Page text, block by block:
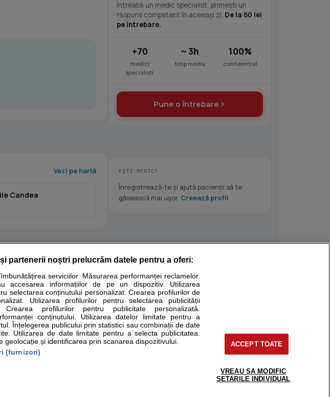
Vezi pe hartă
Candea
Întreabă un medic specialist, primești un
răspuns competent în aceeași zi. De la 60 lei
pe întrebare.
+70
medici
specialiști
~ 3h
timp mediu
100%
confidențial
Pune o întrebare
EȘTI MEDIC?
Înregistrează-te și ajută pacienții să te
găsească mai ușor. Creează profil
au scop informativ si educational. Ele nu pot substitui consultul medical direct si
primita pe sfatulmedicului.ro sa consultati fie medicul Dvs., fie unul dintre medicii pe care
Parteneri
Inscriere clinica
Pentru pacient
support@sfatulmedicului.ro
0374 109 268
partenerii noștri prelucrăm datele pentru a oferi:
serviciilor. Măsurarea performanței reclamelor.
accesarea informațiilor de pe un dispozitiv. Utilizarea
selectarea conținutului personalizat. Crearea profilurilor de
Utilizarea profilurilor pentru selectarea publicității
Crearea profilurilor pentru publicitate personalizată.
conținutului. Utilizarea datelor limitate pentru a
Înțelegerea publicului prin statistici sau combinații de date
Utilizarea de date limitate pentru a selecta publicitatea.
geolocație și identificarea prin scanarea dispozitivului.
(furnizori)
ACCEPT TOATE
VREAU SA MODIFIC
SETARILE INDIVIDUAL